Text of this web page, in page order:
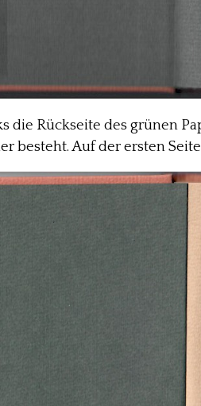
die Rückseite des grünen
besteht. Auf der ersten